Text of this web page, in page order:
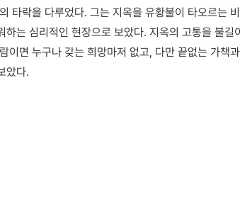
타락을 다루었다. 그는 지옥을 유황불이 타오르는
하는 심리적인 현장으로 보았다. 지옥의 고통을 불
이면 누구나 갖는 희망마저 없고, 다만 끝없는 가책
았다.